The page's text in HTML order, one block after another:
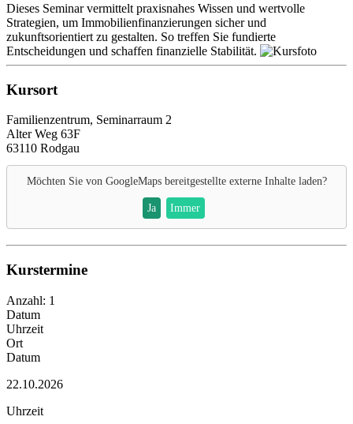
Dieses Seminar vermittelt praxisnahes Wissen und wertvolle
Strategien, um Immobilienfinanzierungen sicher und
zukunftsorientiert zu gestalten. So treffen Sie fundierte
Entscheidungen und schaffen finanzielle Stabilität.
Kursort
Familienzentrum, Seminarraum 2
Alter Weg 63F
63110 Rodgau
Möchten Sie von GoogleMapsbereitgestellte externe Inhalte laden?
Ja Immer
Kurstermine
Anzahl: 1
Datum
Uhrzeit
Ort
Datum
22.10.2026
Uhrzeit